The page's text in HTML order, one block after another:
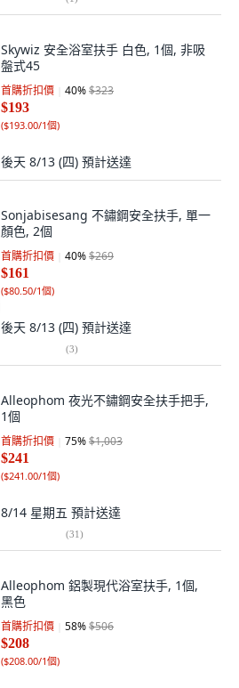
Skywiz 安全浴室扶手 白色, 1個, 非吸
盤式45
首購折扣價 40%$323
$193
($193.00/1個)
後天 8/13 (四) 預計送達
Sonjabisesang 不鏽鋼安全扶手, 單一
顏色, 2個
首購折扣價 40%$269
$161
($80.50/1個)
後天 8/13 (四) 預計送達
(3)
Alleophom 夜光不鏽鋼安全扶手把手,
1個
首購折扣價 75%$1,003
$241
($241.00/1個)
8/14 星期五 預計送達
(31)
Alleophom 鋁製現代浴室扶手, 1個,
黑色
首購折扣價 58%$506
$208
($208.00/1個)